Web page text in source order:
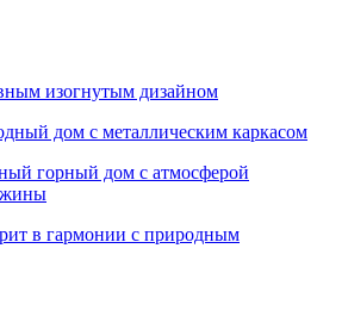
изогнутым дизайном
дом с металлическим каркасом
горный дом с атмосферой
в гармонии с природным